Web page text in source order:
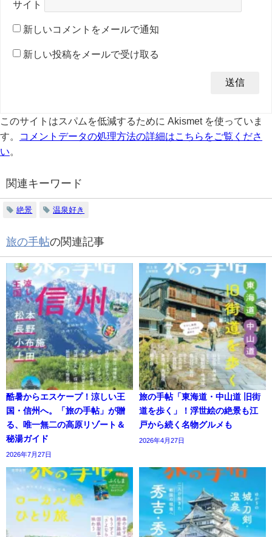
サイト
新しいコメントをメールで通知
新しい投稿をメールで受け取る
このサイトはスパムを低減するために Akismet を使っていま
す。
コメントデータの処理方法の詳細はこちらをご覧くださ
い
関連キーワード
絶景 温泉好き
旅の手帖の関連記事
酷暑からエスケープ！涼しい王
国・信州へ。「旅の手帖」が贈
る、唯一無二の高原リゾート＆
秘湯ガイド
2026年7月27日
旅の手帖「東海道・中山道 旧街
道を歩く」！浮世絵の絶景も江
戸から続く名物グルメも
2026年4月27日